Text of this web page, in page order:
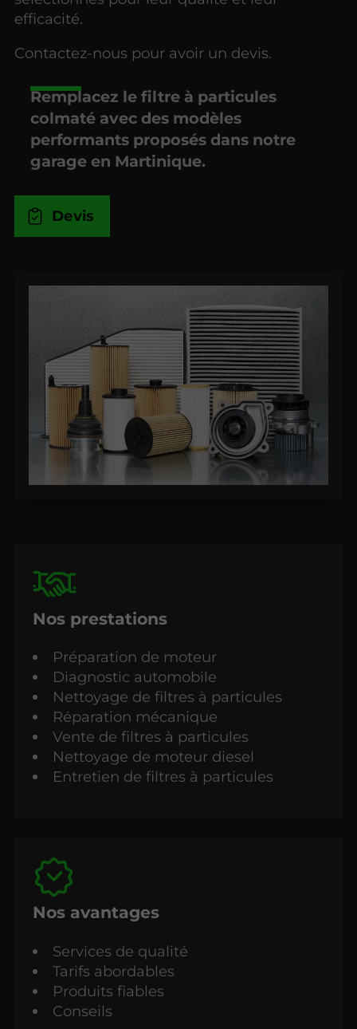
efficacité.
Contactez-nous pour avoir un devis.
Remplacez le filtre à particules
colmaté avec des modèles
performants proposés dans notre
garage en Martinique.
Devis
Nos prestations
Préparation de moteur
Diagnostic automobile
Nettoyage de filtres à particules
Réparation mécanique
Vente de filtres à particules
Nettoyage de moteur diesel
Entretien de filtres à particules
Nos avantages
Services de qualité
Tarifs abordables
Produits fiables
Conseils